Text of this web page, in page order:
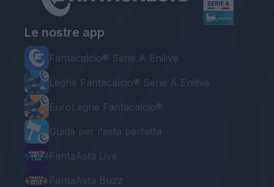
Le nostre app
Fantacalcio® Serie A Enilive
Leghe Fantacalcio® Serie A Enilive
EuroLeghe Fantacalcio®
Guida per l'asta perfetta
FantaAsta Live
FantaAsta Buzz